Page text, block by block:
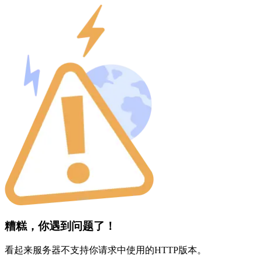
糟糕，你遇到问题了！
看起来服务器不支持你请求中使用的HTTP版本。